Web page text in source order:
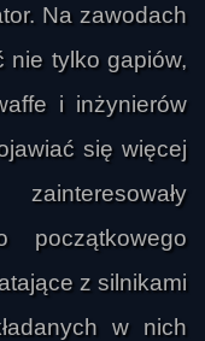
Na zawodach
nie tylko gapiów,
i inżynierów
się więcej
początkowego
z silnikami
w nich